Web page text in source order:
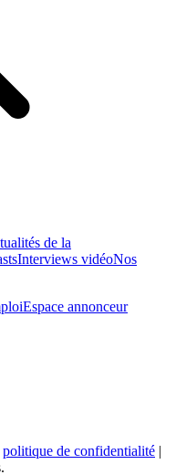
de la
Interviews vidéoNos
Espace annonceur
politique de confidentialité |